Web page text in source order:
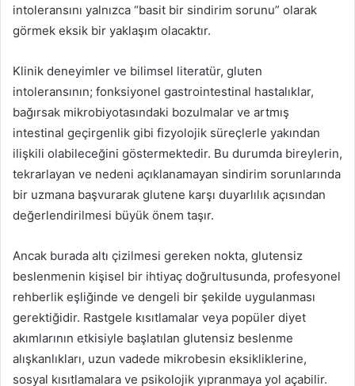
intoleransını yalnızca “basit bir sindirim sorunu” olarak
görmek eksik bir yaklaşım olacaktır.
Klinik deneyimler ve bilimsel literatür, gluten
intoleransının; fonksiyonel gastrointestinal hastalıklar,
bağırsak mikrobiyotasındaki bozulmalar ve artmış
intestinal geçirgenlik gibi fizyolojik süreçlerle yakından
ilişkili olabileceğini göstermektedir. Bu durumda bireylerin,
tekrarlayan ve nedeni açıklanamayan sindirim sorunlarında
bir uzmana başvurarak glutene karşı duyarlılık açısından
değerlendirilmesi büyük önem taşır.
Ancak burada altı çizilmesi gereken nokta, glutensiz
beslenmenin kişisel bir ihtiyaç doğrultusunda, profesyonel
rehberlik eşliğinde ve dengeli bir şekilde uygulanması
gerektiğidir. Rastgele kısıtlamalar veya popüler diyet
akımlarının etkisiyle başlatılan glutensiz beslenme
alışkanlıkları, uzun vadede mikrobesin eksikliklerine,
sosyal kısıtlamalara ve psikolojik yıpranmaya yol açabilir.